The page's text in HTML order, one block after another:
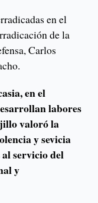
en el
de la
Carlos
en el
labores
valoró la
y sevicia
servicio del
y